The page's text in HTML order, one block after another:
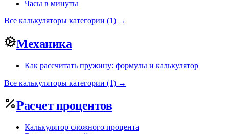
Часы в минуты
Все калькуляторы категории (1) →
Механика
Как рассчитать пружину: формулы и калькулятор
Все калькуляторы категории (1) →
Расчет процентов
Калькулятор сложного процента